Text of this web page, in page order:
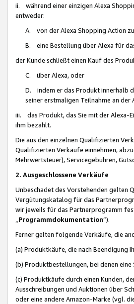
ii. während einer einzigen Alexa
entweder:
A. von der Alexa Shopping Action
B. eine Bestellung über Alexa für
der Kunde schließt einen Kauf des
C. über Alexa, oder
D. indem er das Produkt innerhalb
seiner erstmaligen Teilnahme an
iii. das Produkt, das Sie mit der Alexa-
ihm bezahlt.
Die aus den einzelnen Qualifizierten
Qualifizierten Verkäufe einnehmen,
Mehrwertsteuer), Servicegebühren,
2. Ausgeschlossene Verkäufe
Unbeschadet des Vorstehenden gelten
Vergütungskatalog für das
wir jeweils für das Partnerprogramm
Programmdokumentation“).
Ferner gelten folgende Verkäufe, die
(a) Produktkäufe, die nach Beendigung
(b) Produktbestellungen, bei denen
(c) Produktkäufe durch einen Kunden,
Ausschreibungen und Auktionen über
oder eine andere Amazon-Marke (vgl.